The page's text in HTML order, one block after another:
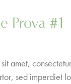
Prova #1
amet,
sed imperdiet